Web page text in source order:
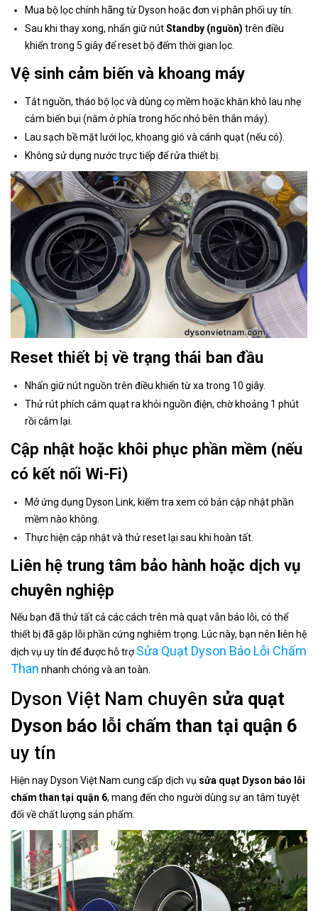
Mua bộ lọc chính hãng từ Dyson hoặc đơn vị phân phối uy tín.
Sau khi thay xong, nhấn giữ nútStandby (nguồn) trên điều
khiển trong 5 giây để reset bộ đếm thời gian lọc.
Vệ sinh cảm biến và khoang máy
Tắt nguồn, tháo bộ lọc và dùng cọ mềm hoặc khăn khô lau nhẹ
cảm biến bụi (nằm ở phía trong hốc nhỏ bên thân máy).
Lau sạch bề mặt lưới lọc, khoang gió và cánh quạt (nếu có).
Không sử dụng nước trực tiếp để rửa thiết bị.
Reset thiết bị về trạng thái ban đầu
Nhấn giữ nút nguồn trên điều khiển từ xa trong 10 giây.
Thử rút phích cắm quạt ra khỏi nguồn điện, chờ khoảng 1 phút
rồi cắm lại.
Cập nhật hoặc khôi phục phần mềm (nếu
có kết nối Wi-Fi)
Mở ứng dụng Dyson Link, kiểm tra xem có bản cập nhật phần
mềm nào không.
Thực hiện cập nhật và thử reset lại sau khi hoàn tất.
Liên hệ trung tâm bảo hành hoặc dịch vụ
chuyên nghiệp
Nếu bạn đã thử tất cả các cách trên mà quạt vẫn báo lỗi, có thể
thiết bị đã gặp lỗi phần cứng nghiêm trọng. Lúc này, bạn nên iên hệ
dịch vụ uy tín để được hỗ trợ Sửa Quạt Dyson Báo Lỗi Chấm
Than nhanh chóng và an toàn.
Dyson Việt Nam chuyên sửa quạt
Dyson báo lỗi chấm than tại quận 6
uy tín
Hiện nay Dyson Việt Nam cung cấp dịch vụ sửa quạt Dyson báo lỗi
chấm than tại quận 6, mang đến cho người dùng sự an tâm tuyệt
đối về chất lượng sản phẩm.